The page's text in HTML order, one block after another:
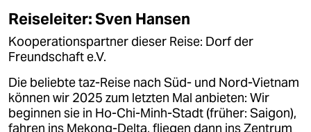
unterstützen
abo
genossenschaft
epaper login
Reiseleiter: Sven Hansen
Kooperationspartner dieser Reise: Dorf der
Freundschaft e.V.
Die beliebte taz-Reise nach Süd- und Nord-Vietnam
können wir 2025 zum letzten Mal anbieten: Wir
beginnen sie in Ho-Chi-Minh-Stadt (früher: Saigon),
fahren ins Mekong-Delta, fliegen dann ins Zentrum